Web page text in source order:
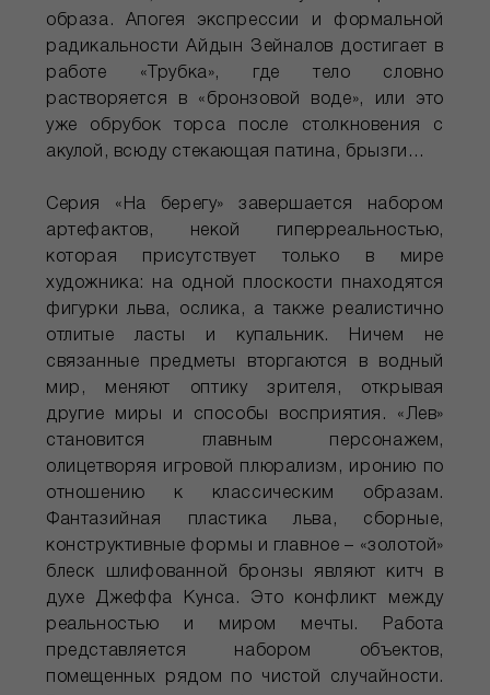
образа. Апогея экспрессии и формальной
радикальности Айдын Зейналов достигает в
работе «Трубка», где тело словно
растворяется в «бронзовой воде», или это
уже обрубок торса после столкновения с
акулой, всюду стекающая патина, брызги…
Серия «На берегу» завершается набором
артефактов, некой гиперреальностью,
которая присутствует только в мире
художника: на одной плоскости пнаходятся
фигурки льва, ослика, а также реалистично
отлитые ласты и купальник. Ничем не
связанные предметы вторгаются в водный
мир, меняют оптику зрителя, открывая
другие миры и способы восприятия. «Лев»
становится главным персонажем,
олицетворяя игровой плюрализм, иронию по
отношению к классическим образам.
Фантазийная пластика льва, сборные,
конструктивные формы и главное – «золотой»
блеск шлифованной бронзы являют китч в
духе Джеффа Кунса. Это конфликт между
реальностью и миром мечты. Работа
представляется набором объектов,
помещенных рядом по чистой случайности.